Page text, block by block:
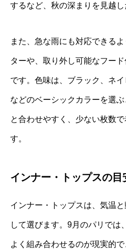
するなど、秋の深まりを見越し
また、急な雨にも対応できる
ターや、取り外し可能なフー
です。色味は、ブラック、ネ
などのベーシックカラーを選
と合わせやすく、少ない枚数
す。
インナー・トップスの目
インナー・トップスは、気温
して選びます。9月のパリでは
よく組み合わせるのが現実的